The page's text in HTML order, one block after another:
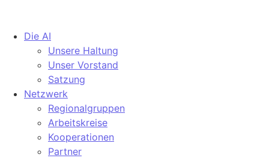
Die AI
Unsere Haltung
Unser Vorstand
Satzung
Netzwerk
Regionalgruppen
Arbeitskreise
Kooperationen
Partner